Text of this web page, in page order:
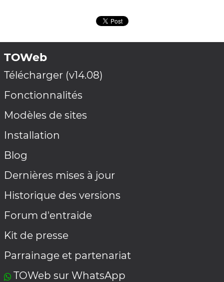
TOWeb
Télécharger (v14.08)
Fonctionnalités
Modèles de sites
Installation
Blog
Dernières mises à jour
Historique des versions
Forum d'entraide
Kit de presse
Parrainage et partenariat
TOWeb sur WhatsApp